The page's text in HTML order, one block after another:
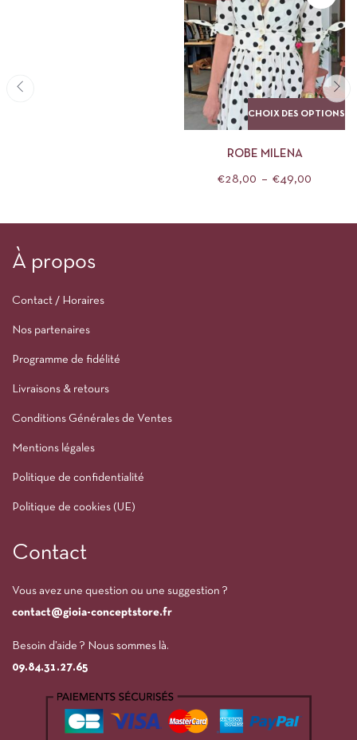
CHOIX DES OPTIONS
ROBE MILENA
€28,00 – €49,00
À propos
Contact / Horaires
Nos partenaires
Programme de fidélité
Livraisons & retours
Conditions Générales de Ventes
Mentions légales
Politique de confidentialité
Politique de cookies (UE)
Contact
Vous avez une question ou une suggestion ?
contact@gioia-conceptstore.fr
Besoin d’aide ? Nous sommes là.
09.84.31.27.65